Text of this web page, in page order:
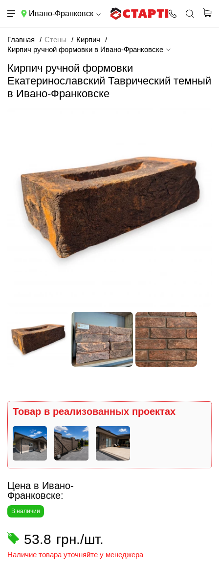
Ивано-Франковск
Главная Стены
Кирпич
Кирпич ручной формовки в Ивано-Франковске
Кирпич ручной формовки
Екатеринославский Таврический темный
в Ивано-Франковске
Товар в реализованных проектах
Цена в Ивано-
Франковске:
В наличии
53.8 грн./шт.
Наличие товара уточняйте у менеджера